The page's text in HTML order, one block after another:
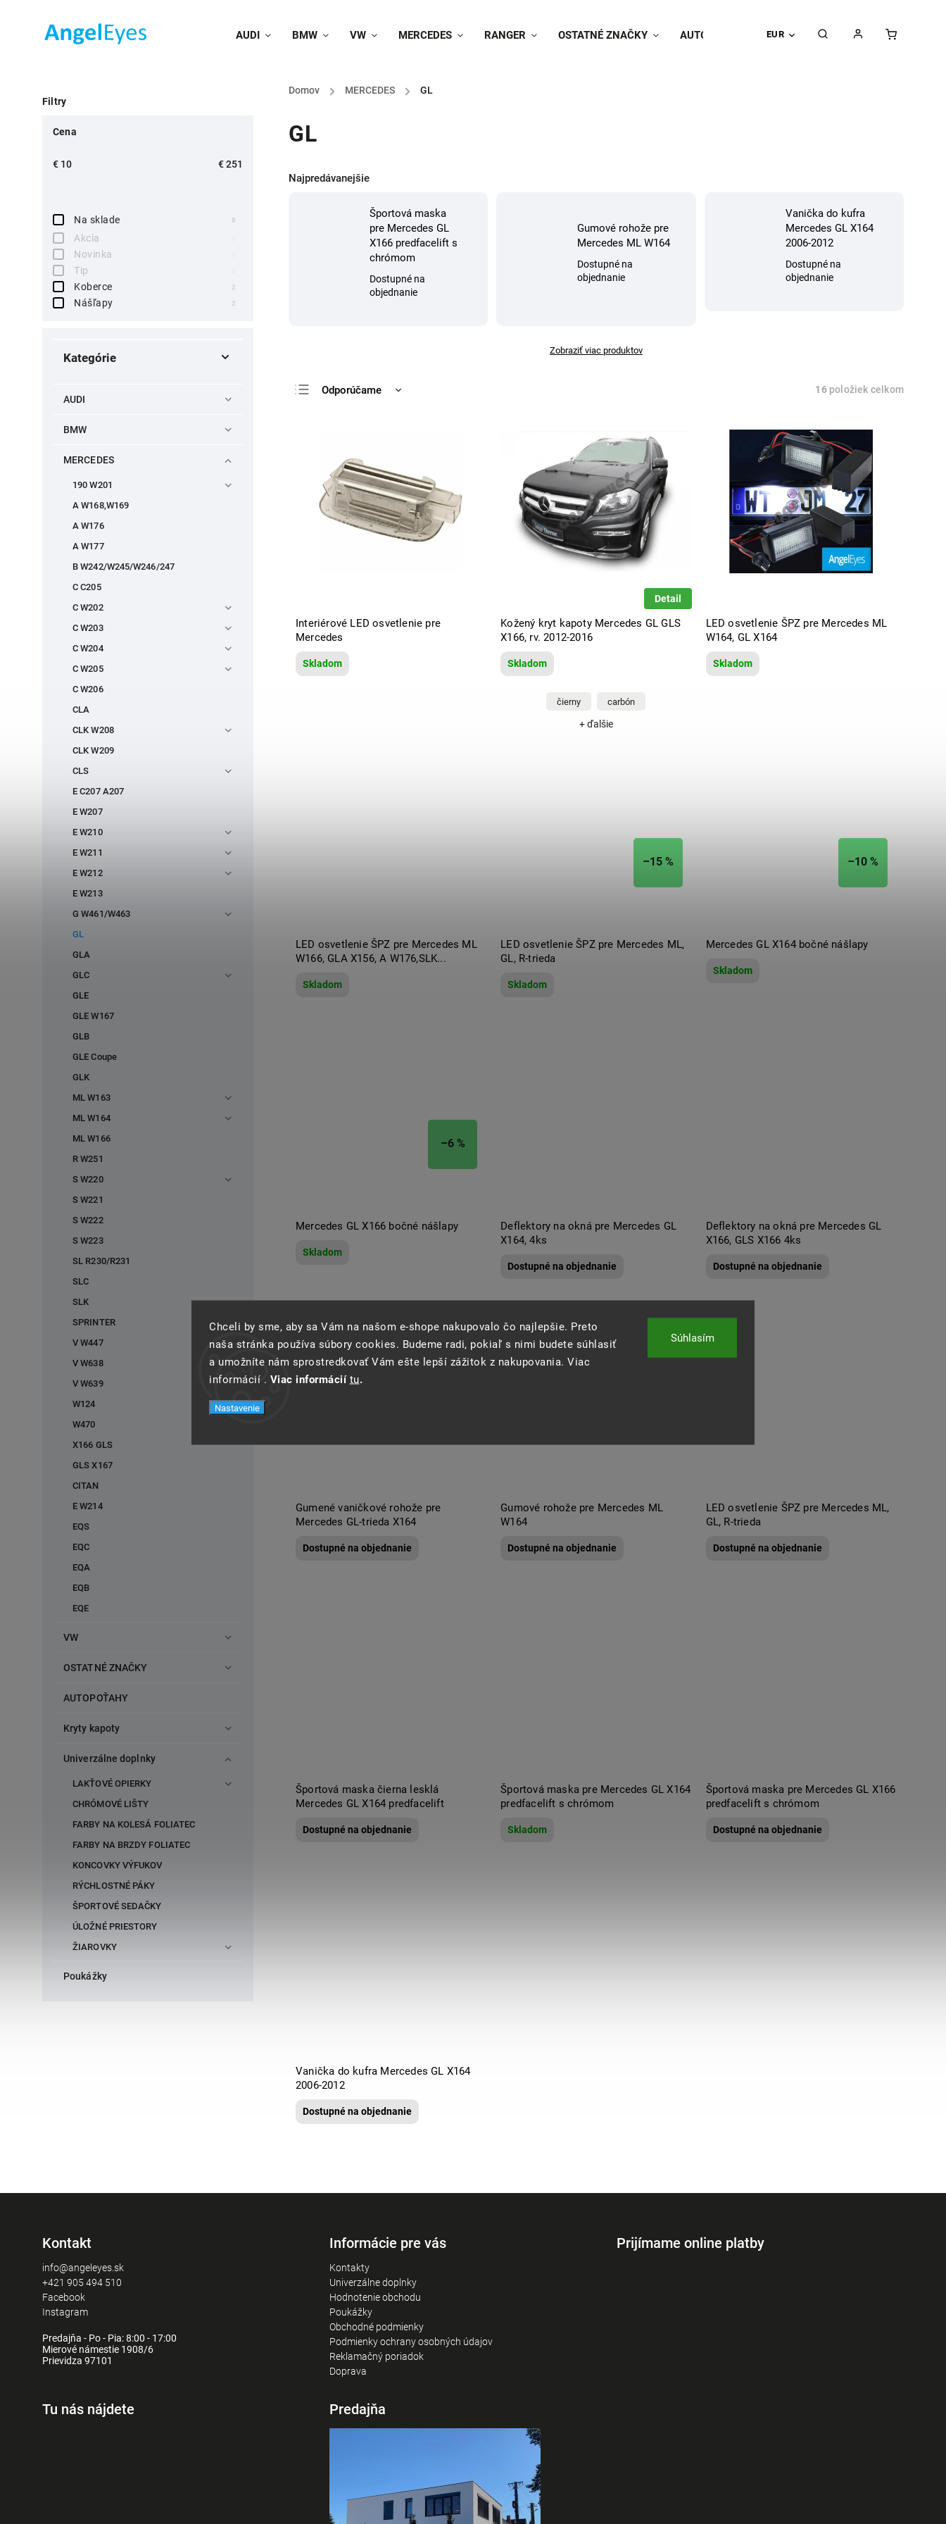
Chceli by sme, aby sa Vám na našom e-shope nakupovalo čo najlepšie. Preto
naša stránka používa súbory cookies. Budeme radi, pokiaľ s nimi budete súhlasiť
a umožníte nám sprostredkovať Vám ešte lepší zážitok z nakupovania. Viac
informácií . Viac informácií tu.
Nastavenie
Súhlasím
EUR
AUDI BMW VW MERCEDES RANGER OSTATNÉ ZNAČKY AUTOPOŤAHY Univerzálne doplnky
Domov / MERCEDES /
GL
Filtry
Cena
€ 10 €251
Na sklade 8
Akcia
Novinka
Tip
Koberce 2
Nášľapy 2
Kategórie
AUDI
BMW
MERCEDES
190 W201
A W168,W169
A W176
A W177
B W242/W245/W246/247
C C205
C W202
C W203
C W204
C W205
C W206
CLA
CLK W208
CLK W209
CLS
E C207 A207
E W207
E W210
E W211
E W212
E W213
G W461/W463
GL
GLA
GLC
GLE
GLE W167
GLB
GLE Coupe
GLK
ML W163
ML W164
ML W166
R W251
S W220
S W221
S W222
S W223
SL R230/R231
SLC
SLK
SPRINTER
V W447
V W638
V W639
W124
W470
X166 GLS
GLS X167
CITAN
E W214
EQS
EQC
EQA
EQB
EQE
VW
OSTATNÉ ZNAČKY
AUTOPOŤAHY
Kryty kapoty
Univerzálne doplnky
LAKŤOVÉ OPIERKY
CHRÓMOVÉ LIŠTY
FARBY NA KOLESÁ FOLIATEC
FARBY NA BRZDY FOLIATEC
KONCOVKY VÝFUKOV
RÝCHLOSTNÉ PÁKY
ŠPORTOVÉ SEDAČKY
ÚLOŽNÉ PRIESTORY
ŽIAROVKY
Poukážky
GL
Najpredávanejšie
Športová maska
pre Mercedes GL
X166 predfacelift s
chrómom
Dostupné na
objednanie
Gumové rohože pre
Mercedes ML W164
Dostupné na
objednanie
Vanička do kufra
Mercedes GL X164
2006-2012
Dostupné na
objednanie
Zobraziť viac produktov
Odporúčame
Najpredávanejšie
Abecedne
16položiek celkom
Interiérové LED osvetlenie pre
Mercedes
Skladom
Kožený kryt kapoty Mercedes GL GLS
X166, rv. 2012-2016
Skladom
Detail
čierny carbón
+ ďalšie
LED osvetlenie ŠPZ pre Mercedes ML
W164, GL X164
Skladom
LED osvetlenie ŠPZ pre Mercedes ML
W166, GLA X156, A W176,SLK...
Skladom
–15 %
LED osvetlenie ŠPZ pre Mercedes ML,
GL, R-trieda
Skladom
–10 %
Mercedes GL X164 bočné nášlapy
Skladom
–6 %
Mercedes GL X166 bočné nášlapy
Skladom
Deflektory na okná pre Mercedes GL
X164, 4ks
Dostupné na objednanie
Deflektory na okná pre Mercedes GL
X166, GLS X166 4ks
Dostupné na objednanie
Gumené vaničkové rohože pre
Mercedes GL-trieda X164
Dostupné na objednanie
Gumové rohože pre Mercedes ML
W164
Dostupné na objednanie
LED osvetlenie ŠPZ pre Mercedes ML,
GL, R-trieda
Dostupné na objednanie
Športová maska čierna lesklá
Mercedes GL X164 predfacelift
Dostupné na objednanie
Športová maska pre Mercedes GL X164
predfacelift s chrómom
Skladom
Športová maska pre Mercedes GL X166
predfacelift s chrómom
Dostupné na objednanie
Vanička do kufra Mercedes GL X164
2006-2012
Dostupné na objednanie
Kontakt
info@angeleyes.sk
+421 905 494 510
Facebook
Instagram
Predajňa - Po - Pia: 8:00 - 17:00
Mierové námestie 1908/6
Prievidza 97101
Informácie pre vás
Kontakty
Univerzálne doplnky
Hodnotenie obchodu
Poukážky
Obchodné podmienky
Podmienky ochrany osobných údajov
Reklamačný poriadok
Doprava
Prijímame online platby
Tu nás nájdete Predajňa